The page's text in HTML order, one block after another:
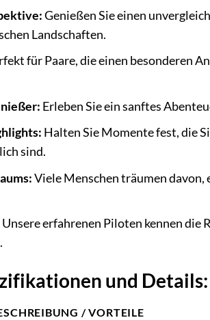
Genießen Sie einen
Landschaften.
für Paare, die einen besonderen
Erleben Sie ein sanftes
Halten Sie Momente fest, die
sind.
Viele Menschen träumen davon,
Unsere erfahrenen Piloten kennen die
und
/ VORTEILE